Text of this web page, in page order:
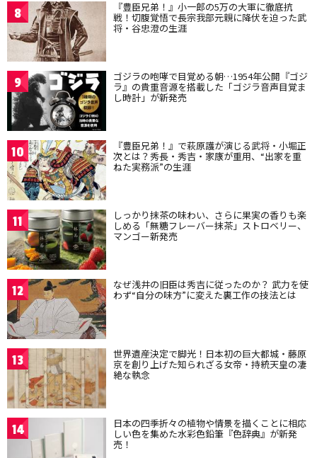
8 『豊臣兄弟！』小一郎の5万の大軍に徹底抗
戦！切腹覚悟で長宗我部元親に降伏を迫った武
将・谷忠澄の生涯
9 ゴジラの咆哮で目覚める朝…1954年公開『ゴジ
ラ』の貴重音源を搭載した「ゴジラ音声目覚ま
し時計」が新発売
10 『豊臣兄弟！』で萩原護が演じる武将・小堀正
次とは？秀長・秀吉・家康が重用、“出家を重
ねた実務派”の生涯
11 しっかり抹茶の味わい、さらに果実の香りも楽
しめる「無糖フレーバー抹茶」ストロベリー、
マンゴー新発売
12 なぜ浅井の旧臣は秀吉に従ったのか？ 武力を使
わず“自分の味方”に変えた裏工作の技法とは
13 世界遺産決定で脚光！日本初の巨大都城・藤原
京を創り上げた知られざる女帝・持統天皇の凄
絶な執念
14 日本の四季折々の植物や情景を描くことに相応
しい色を集めた水彩色鉛筆『色辞典』が新発
売！